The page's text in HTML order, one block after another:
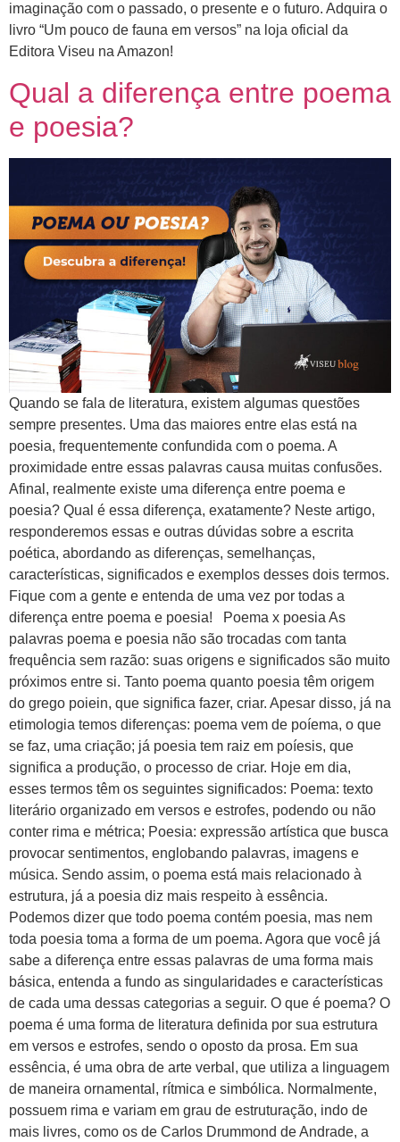
imaginação com o passado, o presente e o futuro. Adquira o
livro “Um pouco de fauna em versos” na loja oficial da
Editora Viseu na Amazon!
Qual a diferença entre poema
e poesia?
Quando se fala de literatura, existem algumas questões
sempre presentes. Uma das maiores entre elas está na
poesia, frequentemente confundida com o poema. A
proximidade entre essas palavras causa muitas confusões.
Afinal, realmente existe uma diferença entre poema e
poesia? Qual é essa diferença, exatamente? Neste artigo,
responderemos essas e outras dúvidas sobre a escrita
poética, abordando as diferenças, semelhanças,
características, significados e exemplos desses dois termos.
Fique com a gente e entenda de uma vez por todas a
diferença entre poema e poesia! Poema x poesia As
palavras poema e poesia não são trocadas com tanta
frequência sem razão: suas origens e significados são muito
próximos entre si. Tanto poema quanto poesia têm origem
do grego poiein, que significa fazer, criar. Apesar disso, já na
etimologia temos diferenças: poema vem de poíema, o que
se faz, uma criação; já poesia tem raiz em poíesis, que
significa a produção, o processo de criar. Hoje em dia,
esses termos têm os seguintes significados: Poema: texto
literário organizado em versos e estrofes, podendo ou não
conter rima e métrica; Poesia: expressão artística que busca
provocar sentimentos, englobando palavras, imagens e
música. Sendo assim, o poema está mais relacionado à
estrutura, já a poesia diz mais respeito à essência.
Podemos dizer que todo poema contém poesia, mas nem
toda poesia toma a forma de um poema. Agora que você já
sabe a diferença entre essas palavras de uma forma mais
básica, entenda a fundo as singularidades e características
de cada uma dessas categorias a seguir. O que é poema? O
poema é uma forma de literatura definida por sua estrutura
em versos e estrofes, sendo o oposto da prosa. Em sua
essência, é uma obra de arte verbal, que utiliza a linguagem
de maneira ornamental, rítmica e simbólica. Normalmente,
possuem rima e variam em grau de estruturação, indo de
mais livres, como os de Carlos Drummond de Andrade, a